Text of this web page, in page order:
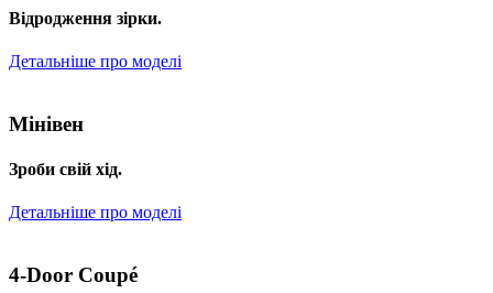
Відродження зірки.
Детальніше про моделі
Мінівен
Зроби свій хід.
Детальніше про моделі
4-Door Coupé